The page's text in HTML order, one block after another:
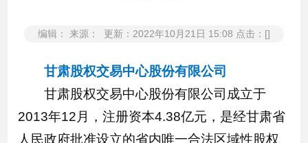
编辑： 来源： 更新：2022年10月21日 15:08 点击：[]
甘肃股权交易中心股份有限公司
甘肃股权交易中心股份有限公司成立于
2013年12月，注册资本4.38亿元，是经甘肃省
人民政府批准设立的省内唯一合法区域性股权